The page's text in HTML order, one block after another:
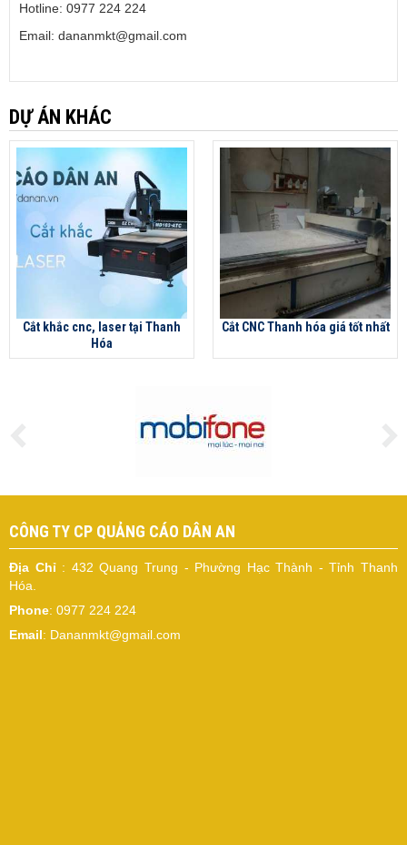
Hotline: 0977 224 224
Email: dananmkt@gmail.com
DỰ ÁN KHÁC
Cắt khắc cnc, laser tại Thanh
Hóa
Cắt CNC Thanh hóa giá tốt nhất
CÔNG TY CP QUẢNG CÁO DÂN AN
Địa Chỉ : 432 Quang Trung - Phường Hạc Thành - Tỉnh Thanh
Hóa.
Phone: 0977 224 224
Email: Dananmkt@gmail.com